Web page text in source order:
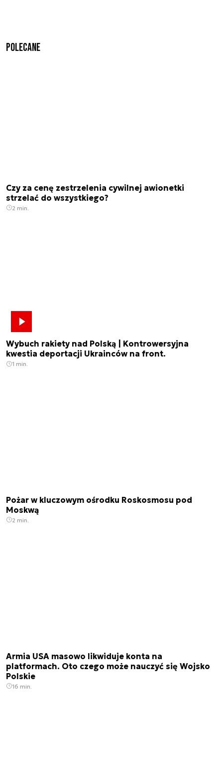
Polecane
Czy za cenę zestrzelenia cywilnej awionetki
strzelać do wszystkiego?
2 min.
Wybuch rakiety nad Polską | Kontrowersyjna
kwestia deportacji Ukrainców na front.
1 min.
Pożar w kluczowym ośrodku Roskosmosu pod
Moskwą
2 min.
Armia USA masowo likwiduje konta na
platformach. Oto czego może nauczyć się Wojsko
Polskie
16 min.